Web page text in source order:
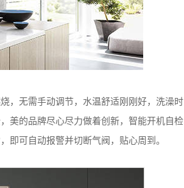
无需手动调节，水温舒适刚刚好，洗澡时
美的品牌尽心尽力做着创新，智能开机自检
即可自动报警并切断气阀，贴心周到。